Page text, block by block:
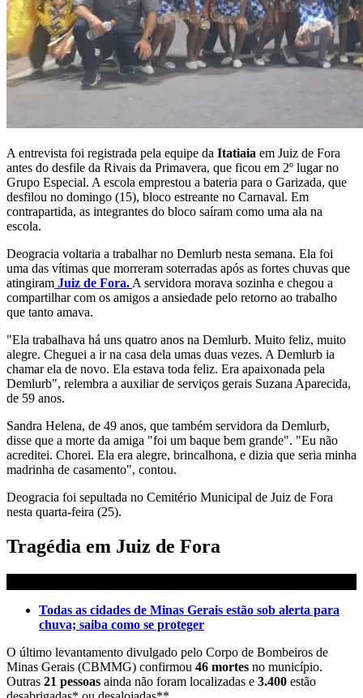
A entrevista foi registrada pela equipe da Itatiaia em Juiz de Fora
antes do desfile da Rivais da Primavera, que ficou em 2º lugar no
Grupo Especial. A escola emprestou a bateria para o Garizada, que
desfilou no domingo (15), bloco estreante no Carnaval. Em
contrapartida, as integrantes do bloco saíram como uma ala na
escola.
Deogracia voltaria a trabalhar no Demlurb nesta semana. Ela foi
uma das vítimas que morreram soterradas após as fortes chuvas que
atingiram Juiz de Fora. A servidora morava sozinha e chegou a
compartilhar com os amigos a ansiedade pelo retorno ao trabalho
que tanto amava.
"Ela trabalhava há uns quatro anos na Demlurb. Muito feliz, muito
alegre. Cheguei a ir na casa dela umas duas vezes. A Demlurb ia
chamar ela de novo. Ela estava toda feliz. Era apaixonada pela
Demlurb", relembra a auxiliar de serviços gerais Suzana Aparecida,
de 59 anos.
Sandra Helena, de 49 anos, que também servidora da Demlurb,
disse que a morte da amiga "foi um baque bem grande". "Eu não
acreditei. Chorei. Ela era alegre, brincalhona, e dizia que seria minha
madrinha de casamento", contou.
Deogracia foi sepultada no Cemitério Municipal de Juiz de Fora
nesta quarta-feira (25).
Tragédia em Juiz de Fora
Todas as cidades de Minas Gerais estão sob alerta para
chuva; saiba como se proteger
O último levantamento divulgado pelo Corpo de Bombeiros de
Minas Gerais (CBMMG) confirmou 46 mortes no município.
Outras 21 pessoas ainda não foram localizadas e 3.400 estão